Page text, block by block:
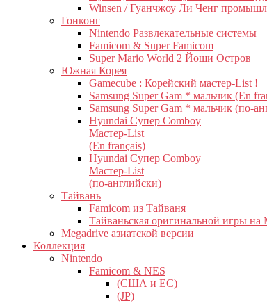
Winsen / Гуанчжоу Ли Ченг
Гонконг
Nintendo Развлекательные системы
Famicom & Super Famicom
Super Mario World 2 Йоши Остров
Южная Корея
Gamecube : Корейский мастер-List !
Samsung Super Gam * мальчик (En
Samsung Super Gam * мальчик (по-
Hyundai Супер Comboy
Мастер-List
(En français)
Hyundai Супер Comboy
Мастер-List
(по-английски)
Тайвань
Famicom из Тайваня
Тайваньская оригинальной игры на
Megadrive азиатской версии
Коллекция
Nintendo
Famicom & NES
(США и ЕС)
(JP)